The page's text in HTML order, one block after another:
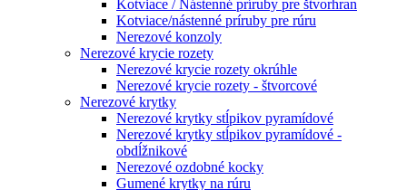
Kotviace / Nástenné príruby pre štvorhran
Kotviace/nástenné príruby pre rúru
Nerezové konzoly
Nerezové krycie rozety
Nerezové krycie rozety okrúhle
Nerezové krycie rozety - štvorcové
Nerezové krytky
Nerezové krytky stĺpikov pyramídové
Nerezové krytky stĺpikov pyramídové -
obdĺžnikové
Nerezové ozdobné kocky
Gumené krytky na rúru